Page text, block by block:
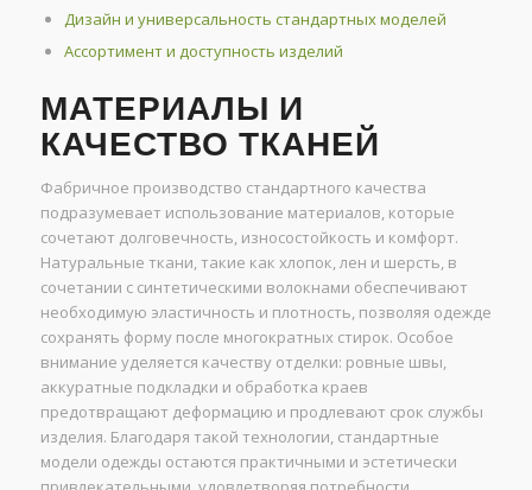
Дизайн и универсальность стандартных моделей
Ассортимент и доступность изделий
МАТЕРИАЛЫ И
КАЧЕСТВО ТКАНЕЙ
Фабричное производство стандартного качества
подразумевает использование материалов, которые
сочетают долговечность, износостойкость и комфорт.
Натуральные ткани, такие как хлопок, лен и шерсть, в
сочетании с синтетическими волокнами обеспечивают
необходимую эластичность и плотность, позволяя одежде
сохранять форму после многократных стирок. Особое
внимание уделяется качеству отделки: ровные швы,
аккуратные подкладки и обработка краев
предотвращают деформацию и продлевают срок службы
изделия. Благодаря такой технологии, стандартные
модели одежды остаются практичными и эстетически